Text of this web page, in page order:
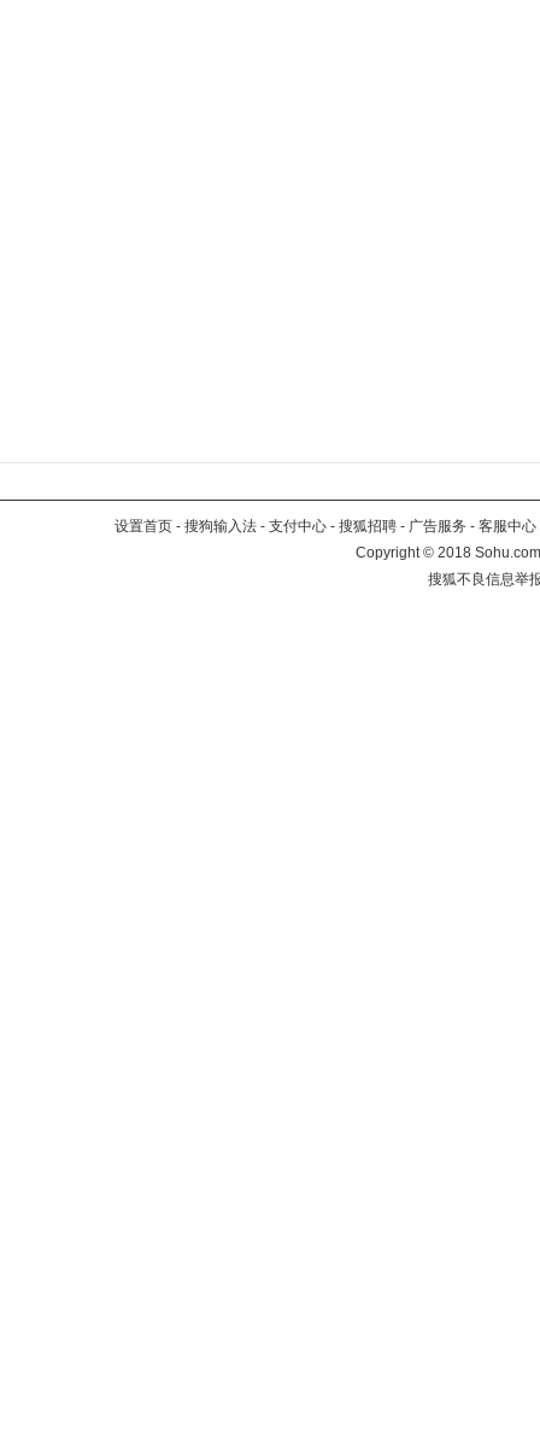
设置首页 - 搜狗输入法 - 支付中心 - 搜狐招聘 - 广告服务 - 客服中心
Copyright©2018
搜狐不良信息举